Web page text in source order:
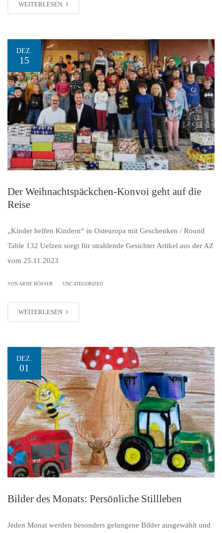
WEITERLESEN
DEZ.
15
Der Weihnachtspäckchen-Konvoi geht auf die
Reise
„Kinder helfen Kindern“ in Osteuropa mit Geschenken / Round
Table 132 Uelzen sorgt für strahlende Gesichter Artikel aus der AZ
vom 25.11.2023
VON ARNE BÖSSER UNCATEGORIZED
WEITERLESEN
DEZ.
01
Bilder des Monats: Persönliche Stillleben
Jeden Monat werden besonders gelungene Bilder ausgewählt und